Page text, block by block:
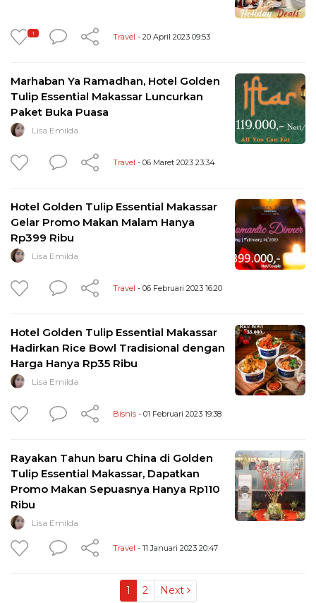
1 Travel - 20 April 2023 09:53
Marhaban Ya Ramadhan, Hotel Golden
Tulip Essential Makassar Luncurkan
Paket Buka Puasa
Lisa Emilda
Travel - 06 Maret 2023 23:34
Hotel Golden Tulip Essential Makassar
Gelar Promo Makan Malam Hanya
Rp399 Ribu
Lisa Emilda
Travel - 06 Februari 2023 16:20
Hotel Golden Tulip Essential Makassar
Hadirkan Rice Bowl Tradisional dengan
Harga Hanya Rp35 Ribu
Lisa Emilda
Bisnis - 01 Februari 2023 19:38
Rayakan Tahun baru China di Golden
Tulip Essential Makassar, Dapatkan
Promo Makan Sepuasnya Hanya Rp110
Ribu
Lisa Emilda
Travel - 11 Januari 2023 20:47
1 2 Next